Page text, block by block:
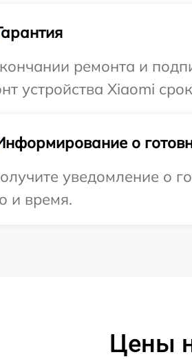
ремонта и
устройства Xiaomi
о
уведомление о
и время.
Цены